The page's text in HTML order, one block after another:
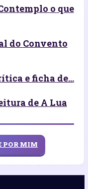
o que
do Convento
e ficha de...
de A Lua
POR MIM